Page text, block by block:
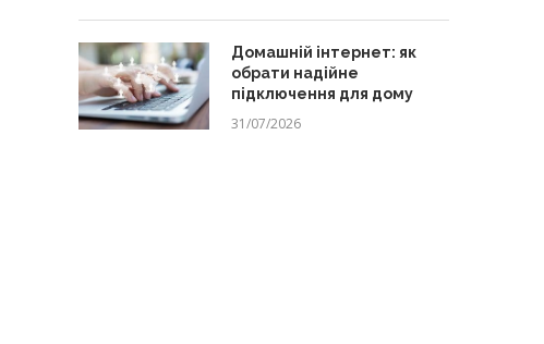
Домашній інтернет: як
обрати надійне
підключення для дому
31/07/2026